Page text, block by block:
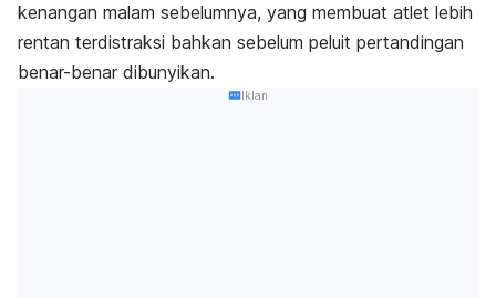
kenangan malam sebelumnya, yang membuat atlet lebih
rentan terdistraksi bahkan sebelum peluit pertandingan
benar-benar dibunyikan.
Iklan